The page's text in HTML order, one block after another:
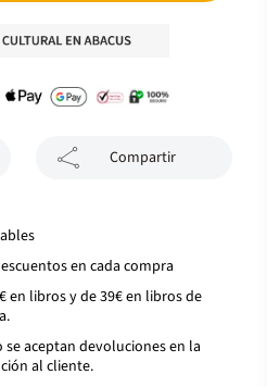
Compartir
en cada compra
en libros y de 39€ en libros de
aceptan devoluciones en la
al cliente.